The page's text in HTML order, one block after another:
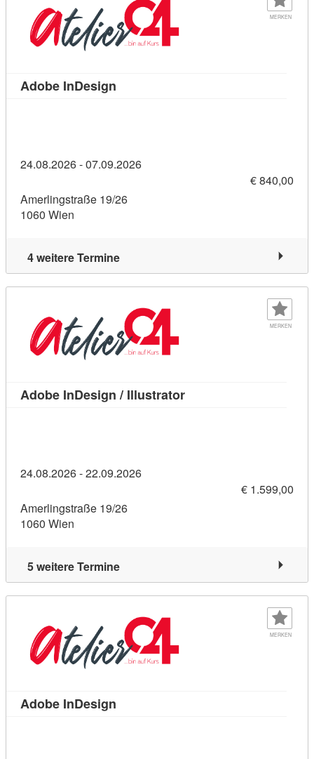
MERKEN
Adobe InDesign
24.08.2026 - 07.09.2026
€ 840,00
Amerlingstraße 19/26
1060 Wien
4 weitere Termine
MERKEN
Adobe InDesign / IllustratorKursdetail: Adobe
24.08.2026 - 22.09.2026
€ 1.599,00
Amerlingstraße 19/26
1060 Wien
5 weitere Termine
MERKEN
Adobe InDesign